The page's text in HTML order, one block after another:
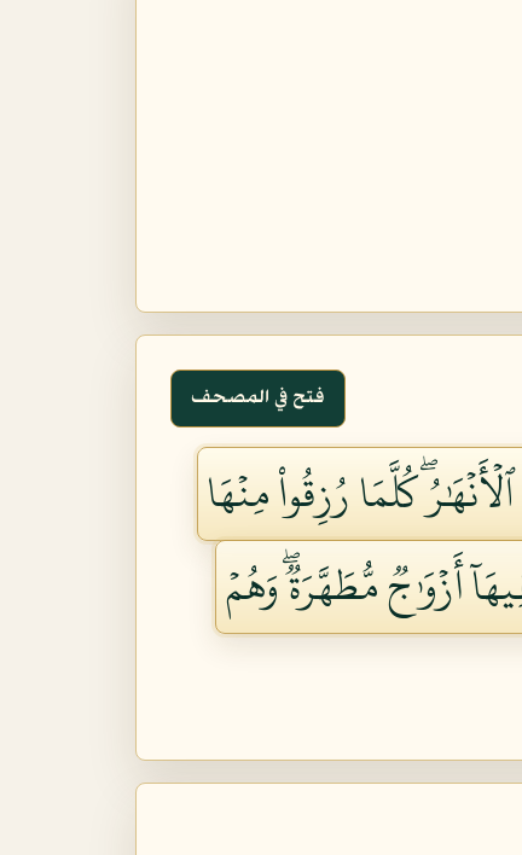
فتح في المصحف
كُلَّمَا رُزِقُواْ مِنۡهَا
أَزۡوَٰجٞ مُّطَهَّرَةٞۖ وَهُمۡ